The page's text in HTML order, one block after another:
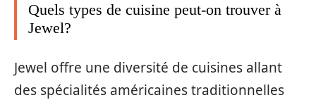
Quels types de cuisine peut-on trouver à
Jewel?
Jewel offre une diversité de cuisines allant
des spécialités américaines traditionnelles